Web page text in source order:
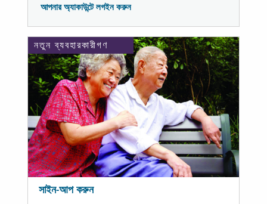
আপনার অ্যাকাউন্টে লগইন করুন
নতুন ব্যবহারকারীগণ
সাইন-আপ করুন